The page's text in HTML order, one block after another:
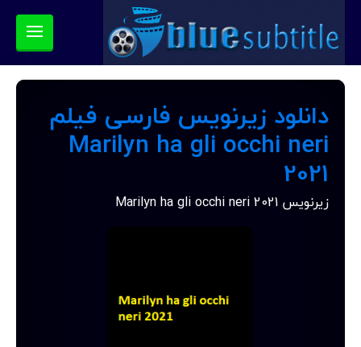
دانلود زیرنویس فارسی فیلم
Marilyn ha gli occhi neri
2021
زیرنویس Marilyn ha gli occhi neri 2021